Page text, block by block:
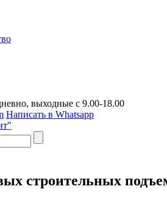
выходные с 9.00-18.00
Написать в Whatsapp
строительных